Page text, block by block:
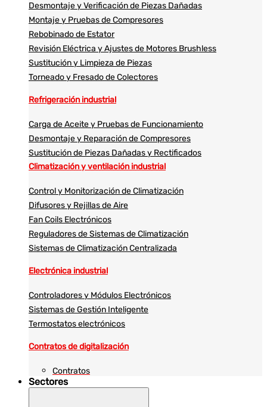
Desmontaje y Verificación de Piezas Dañadas
Montaje y Pruebas de Compresores
Rebobinado de Estator
Revisión Eléctrica y Ajustes de Motores Brushless
Sustitución y Limpieza de Piezas
Torneado y Fresado de Colectores
Refrigeración industrial
Carga de Aceite y Pruebas de Funcionamiento
Desmontaje y Reparación de Compresores
Sustitución de Piezas Dañadas y Rectificados
Climatización y ventilación industrial
Control y Monitorización de Climatización
Difusores y Rejillas de Aire
Fan Coils Electrónicos
Reguladores de Sistemas de Climatización
Sistemas de Climatización Centralizada
Electrónica industrial
Controladores y Módulos Electrónicos
Sistemas de Gestión Inteligente
Termostatos electrónicos
Contratos de digitalización
Contratos
Sectores